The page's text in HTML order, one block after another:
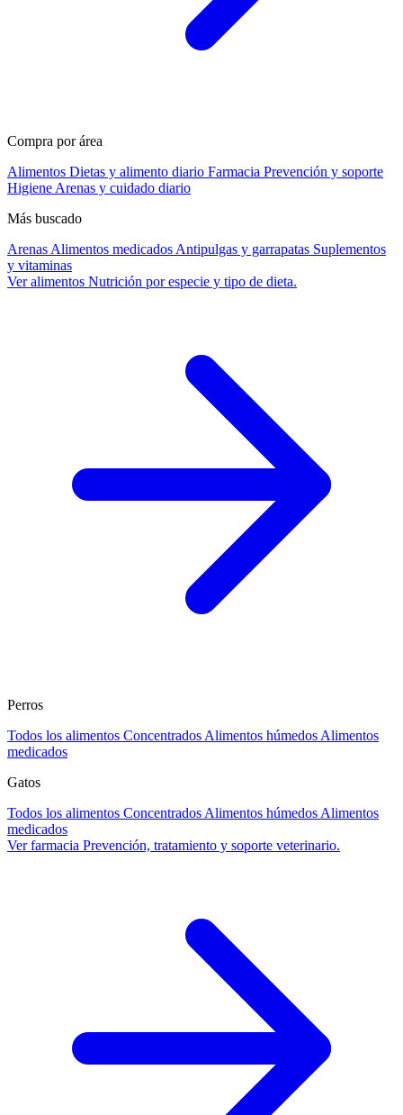
Compra por área
Alimentos Dietas y alimento diario Farmacia Prevención y soporte
Higiene Arenas y cuidado diario
Más buscado
Arenas Alimentos medicados Antipulgas y garrapatas Suplementos
y vitaminas
Ver alimentos Nutrición por especie y tipo de dieta.
Perros
Todos los alimentos Concentrados Alimentos húmedos Alimentos
medicados
Gatos
Todos los alimentos Concentrados Alimentos húmedos Alimentos
medicados
Ver farmacia Prevención, tratamiento y soporte veterinario.